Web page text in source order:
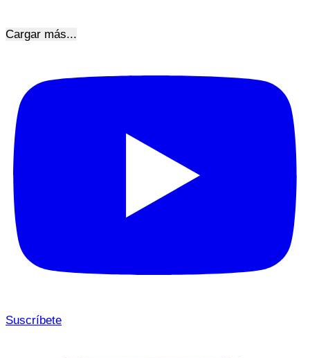
Cargar más...
Suscríbete